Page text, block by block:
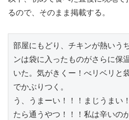
るので、そのまま掲載する。
部屋にもどり、チキンが熱いう
ンは袋に入ったものがさらに保
いた。気がきくー！べリベリと
でかぶりつく。
う、うまーい！！！まじうまい
たら通うやつ！！！私は辛いの